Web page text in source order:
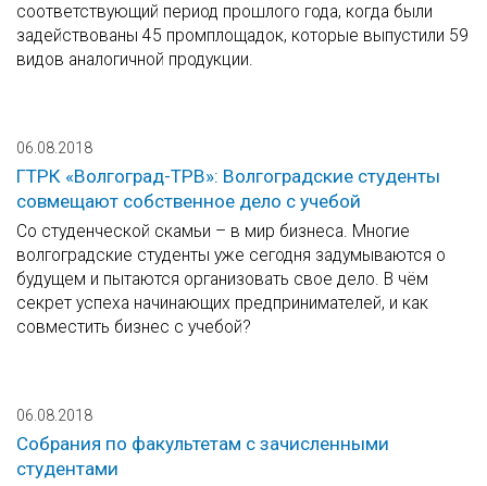
соответствующий период прошлого года, когда были
задействованы 45 промплощадок, которые выпустили 59
видов аналогичной продукции.
06.08.2018
ГТРК «Волгоград-ТРВ»: Волгоградские студенты
совмещают собственное дело с учебой
Со студенческой скамьи – в мир бизнеса. Многие
волгоградские студенты уже сегодня задумываются о
будущем и пытаются организовать свое дело. В чём
секрет успеха начинающих предпринимателей, и как
совместить бизнес с учебой?
06.08.2018
Собрания по факультетам с зачисленными
студентами